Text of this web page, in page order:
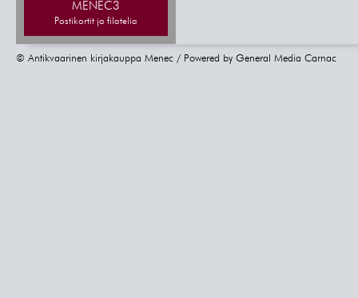
MENEC3
Postikortit ja filatelia
© Antikvaarinen kirjakauppa Menec / Powered by General Media Carnac